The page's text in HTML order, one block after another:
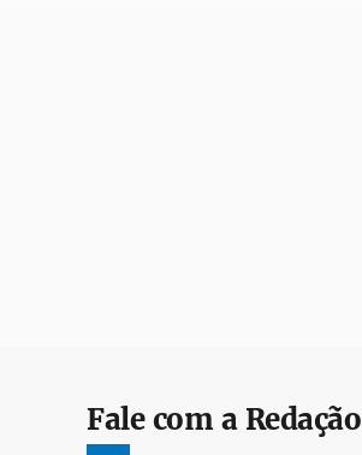
Fale com a Redação